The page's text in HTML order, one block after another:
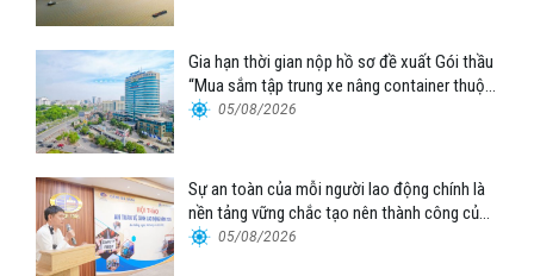
Gia hạn thời gian nộp hồ sơ đề xuất Gói thầu
“Mua sắm tập trung xe nâng container thuộc
Tổng công ty Hàng hải Việt Nam – CTCP”
05/08/2026
Sự an toàn của mỗi người lao động chính là
nền tảng vững chắc tạo nên thành công của
Cảng Đà Nẵng
05/08/2026